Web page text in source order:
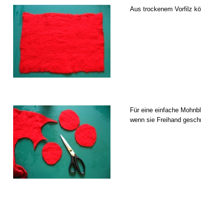
Aus trockenem Vorfilz
Für eine einfache
wenn sie Freihand